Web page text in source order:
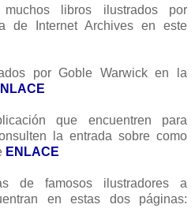
libros ilustrados por
de Internet Archives en este
por Goble Warwick en la
que encuentren para
la entrada sobre como
ENLACE
de famosos ilustradores a
en estas dos páginas: